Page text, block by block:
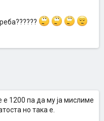
е 1200 па да му ја мислиме
но така е.